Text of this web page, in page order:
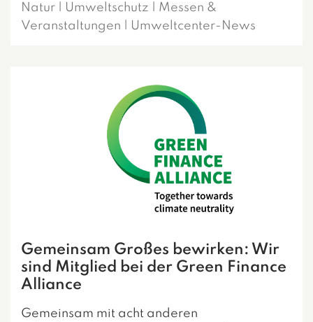
Natur | Umweltschutz | Messen &
Veranstaltungen | Umweltcenter-News
Gemeinsam Großes bewirken: Wir
sind Mitglied bei der Green Finance
Alliance
Gemeinsam mit acht anderen